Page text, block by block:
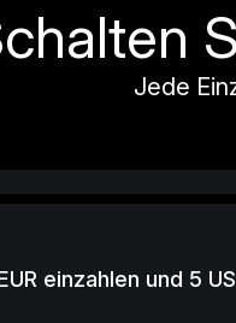
Jede
einzahlen und 5